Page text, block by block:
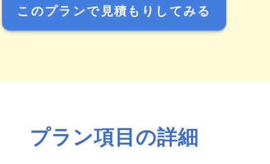
このプランで見積もりしてみる
プラン項目の詳細